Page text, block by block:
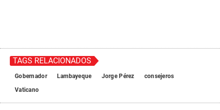
TAGS RELACIONADOS
Gobernador Lambayeque Jorge Pérez
consejeros
Vaticano